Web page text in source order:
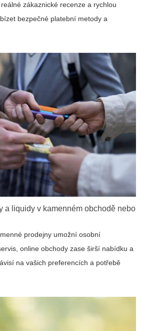
zákaznické recenze a rychlou
bezpečné platební metody a
a liquidy v kamenném obchodě nebo
prodejny umožní osobní
online obchody zase širší nabídku a
na vašich preferencích a potřebě